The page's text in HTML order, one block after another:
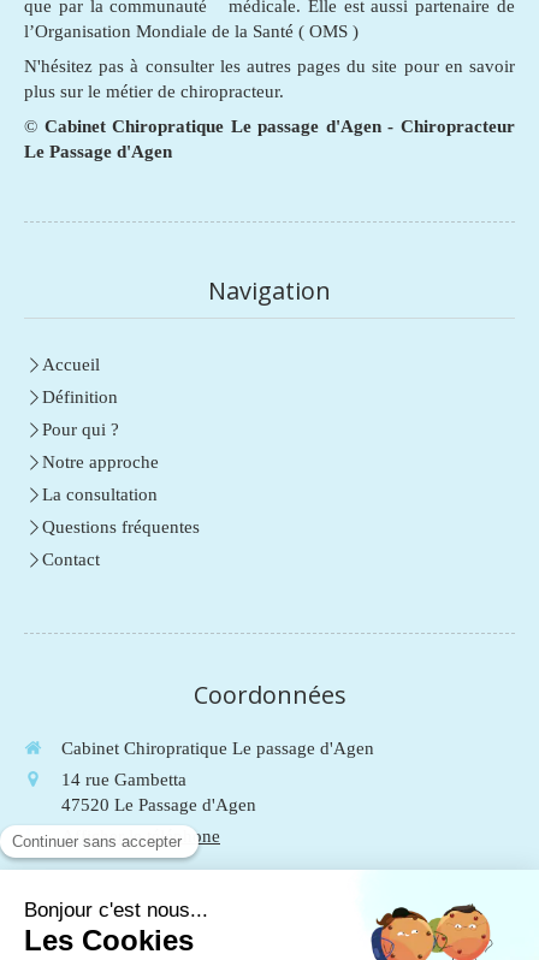
que par la communauté médicale. Elle est aussi partenaire de
l’Organisation Mondiale de la Santé ( OMS )
N'hésitez pas à consulter les autres pages du site pour en savoir
plus sur le métier de chiropracteur.
© Cabinet Chiropratique Le passage d'Agen - Chiropracteur
Le Passage d'Agen
Navigation
Accueil
Définition
Pour qui ?
Notre approche
La consultation
Questions fréquentes
Contact
Coordonnées
Cabinet Chiropratique Le passage d'Agen
14 rue Gambetta
47520 Le Passage d'Agen
Afficher le téléphone
LeSamedide9hà13h